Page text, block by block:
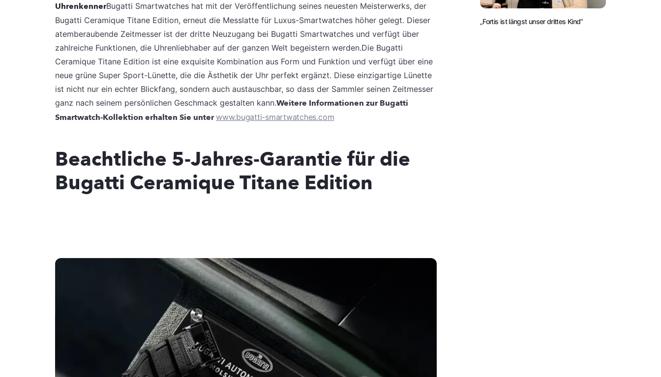
UhrenkennerBugatti Smartwatches hat mit der Veröffentlichung seines neuesten Meisterwerks, der
Bugatti Ceramique Titane Edition, erneut die Messlatte für Luxus-Smartwatches höher gelegt. Dieser
atemberaubende Zeitmesser ist der dritte Neuzugang bei Bugatti Smartwatches und verfügt über
zahlreiche Funktionen, die Uhrenliebhaber auf der ganzen Welt begeistern werden.Die Bugatti
Ceramique Titane Edition ist eine exquisite Kombination aus Form und Funktion und verfügt über eine
neue grüne Super Sport-Lünette, die die Ästhetik der Uhr perfekt ergänzt. Diese einzigartige Lünette
ist nicht nur ein echter Blickfang, sondern auch austauschbar, so dass der Sammler seinen Zeitmesser
ganz nach seinem persönlichen Geschmack gestalten kann.Weitere Informationen zur Bugatti
Smartwatch-Kollektion erhalten Sie unterwww.bugatti-smartwatches.com
Beachtliche 5-Jahres-Garantie für die
Bugatti Ceramique Titane Edition
„Fortis ist längst unser drittes Kind“